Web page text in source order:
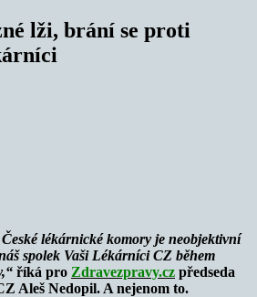
lži, brání se proti
lékárnické komory je neobjektivní
spolek Vaši Lékárníci CZ během
říká pro Zdravezpravy.cz předseda
Aleš Nedopil. A nejenom to.